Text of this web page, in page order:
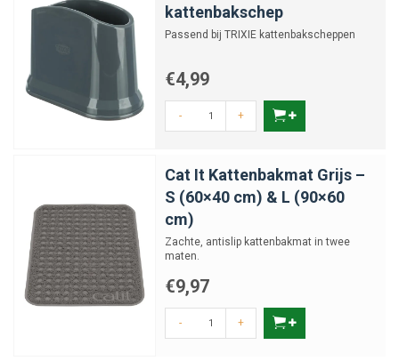
kattenbakschep
Passend bij TRIXIE kattenbakscheppen
€4,99
- +
Cat It Kattenbakmat Grijs –
S (60×40 cm) & L (90×60
cm)
Zachte, antislip kattenbakmat in twee
maten.
€9,97
- +